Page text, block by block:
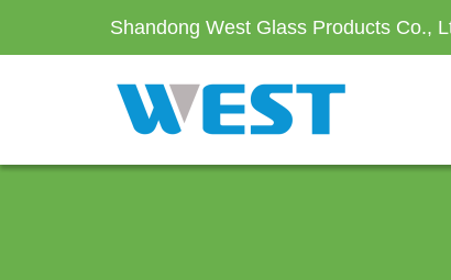
Shandong West Glass Products Co.,